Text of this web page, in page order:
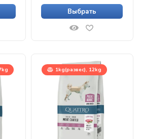
Выбрать
1kg(развес), 12kg